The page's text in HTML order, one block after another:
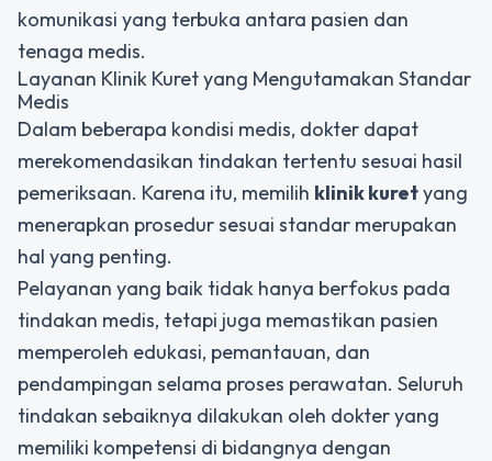
komunikasi yang terbuka antara pasien dan
tenaga medis.
Layanan Klinik Kuret yang Mengutamakan Standar
Medis
Dalam beberapa kondisi medis, dokter dapat
merekomendasikan tindakan tertentu sesuai hasil
pemeriksaan. Karena itu, memilih klinik kuretyang
menerapkan prosedur sesuai standar merupakan
hal yang penting.
Pelayanan yang baik tidak hanya berfokus pada
tindakan medis, tetapi juga memastikan pasien
memperoleh edukasi, pemantauan, dan
pendampingan selama proses perawatan. Seluruh
tindakan sebaiknya dilakukan oleh dokter yang
memiliki kompetensi di bidangnya dengan